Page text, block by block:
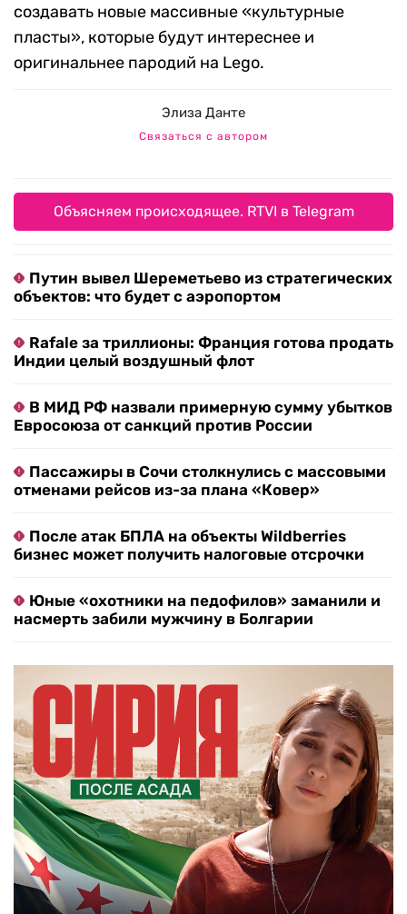
создавать новые массивные «культурные
пласты», которые будут интереснее и
оригинальнее пародий на Lego.
Элиза Данте
Связаться с автором
Объясняем происходящее. RTVI в Telegram
Путин вывел Шереметьево из стратегических
объектов: что будет с аэропортом
Rafale за триллионы: Франция готова продать
Индии целый воздушный флот
В МИД РФ назвали примерную сумму убытков
Евросоюза от санкций против России
Пассажиры в Сочи столкнулись с массовыми
отменами рейсов из-за плана «Ковер»
После атак БПЛА на объекты Wildberries
бизнес может получить налоговые отсрочки
Юные «охотники на педофилов» заманили и
насмерть забили мужчину в Болгарии